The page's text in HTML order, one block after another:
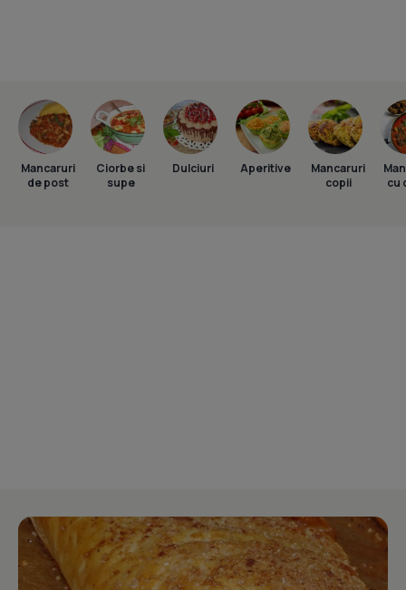
Mancaruri
de post
Ciorbe si
supe
Dulciuri Aperitive
Mancaruri
copii
cu